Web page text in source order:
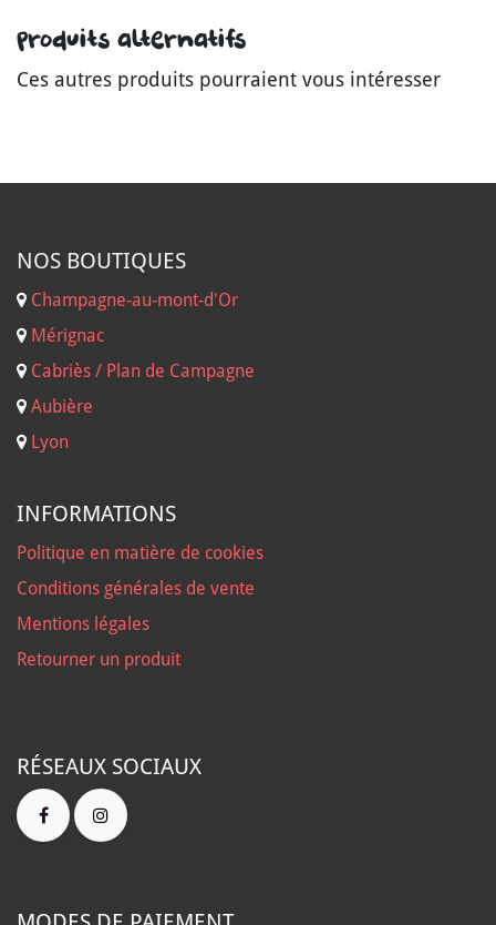
Produits alternatifs
Ces autres produits pourraient vous intéresser
NOS BOUTIQUES
Champagne-au-mont-d'Or
Mérignac
Cabriès / Plan de Campagne
Aubière
Lyon
INFORMATIONS
Politique en matière de cookies
Conditions générales de vente
Mentions légales
Retourner un produit
RÉSEAUX SOCIAUX